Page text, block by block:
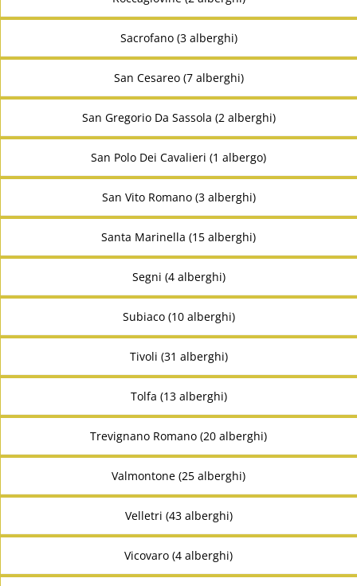
Sacrofano (3 alberghi)
San Cesareo (7 alberghi)
San Gregorio Da Sassola (2 alberghi)
San Polo Dei Cavalieri (1 albergo)
San Vito Romano (3 alberghi)
Santa Marinella (15 alberghi)
Segni (4 alberghi)
Subiaco (10 alberghi)
Tivoli (31 alberghi)
Tolfa (13 alberghi)
Trevignano Romano (20 alberghi)
Valmontone (25 alberghi)
Velletri (43 alberghi)
Vicovaro (4 alberghi)